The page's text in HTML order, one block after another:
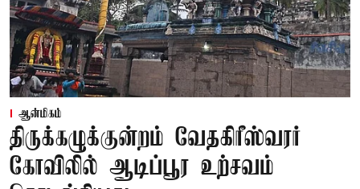
ஆன்மிகம்
திருக்கழுக்குன்றம் வேதகிரீஸ்வரர்
கோவிலில் ஆடிப்பூர உற்சவம்